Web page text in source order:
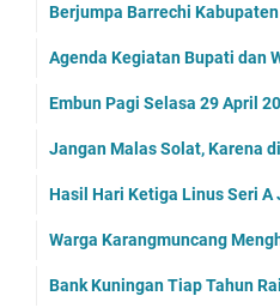
Berjumpa Barrechi
Agenda Kegiatan Bupati dan
Embun Pagi Selasa 29 April
Jangan Malas Solat, Karena
Hasil Hari Ketiga Linus Seri A
Warga Karangmuncang
Bank Kuningan Tiap Tahun